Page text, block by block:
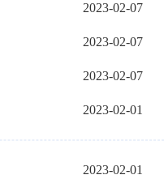
2023-02-07
2023-02-07
2023-02-07
2023-02-01
2023-02-01